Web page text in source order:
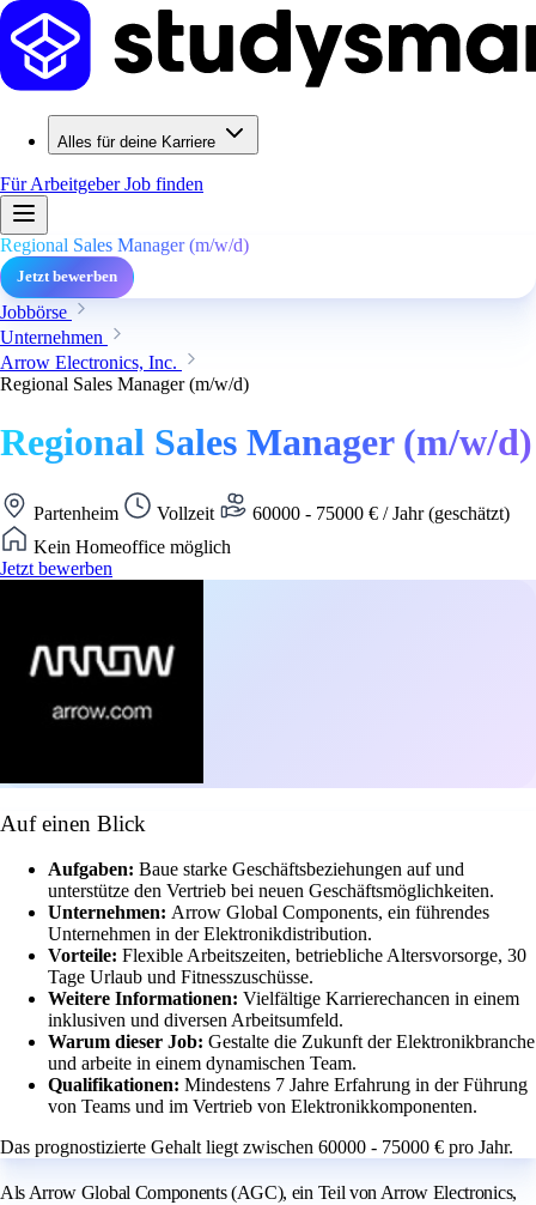
Alles für deine Karriere
Für ArbeitgeberJob finden
Regional Sales Manager (m/w/d)
Jetzt bewerben
Jobbörse
Unternehmen
Arrow Electronics, Inc.
Regional Sales Manager (m/w/d)
Regional Sales Manager (m/w/d)
Partenheim Vollzeit
60000 - 75000 € / Jahr (geschätzt)
Kein Homeoffice möglich
Jetzt bewerben
Auf einen Blick
Aufgaben: Baue starke Geschäftsbeziehungen auf und
unterstütze den Vertrieb bei neuen Geschäftsmöglichkeiten.
Unternehmen: Arrow Global Components, ein führendes
Unternehmen in der Elektronikdistribution.
Vorteile: Flexible Arbeitszeiten, betriebliche Altersvorsorge, 30
Tage Urlaub und Fitnesszuschüsse.
Weitere Informationen: Vielfältige Karrierechancen in einem
inklusiven und diversen Arbeitsumfeld.
Warum dieser Job: Gestalte die Zukunft der Elektronikbranche
und arbeite in einem dynamischen Team.
Qualifikationen: Mindestens 7 Jahre Erfahrung in der Führung
von Teams und im Vertrieb von Elektronikkomponenten.
Das prognostizierte Gehalt liegt zwischen 60000 - 75000 € pro Jahr.
Als Arrow Global Components (AGC), ein Teil von Arrow Electronics,